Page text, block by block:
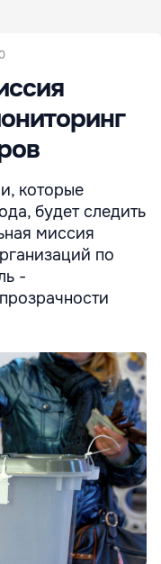
которые
будет следить
миссия
по
-